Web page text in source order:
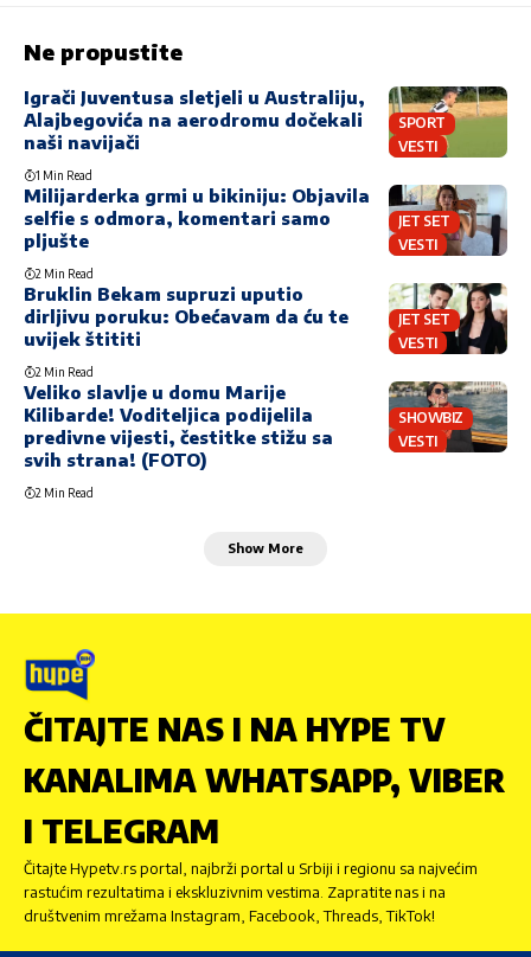
Ne propustite
SPORT
VESTI
Igrači Juventusa sletjeli u Australiju,
Alajbegovića na aerodromu dočekali
naši navijači
1 Min Read
JET SET
VESTI
Milijarderka grmi u bikiniju: Objavila
selfie s odmora, komentari samo
pljušte
2 Min Read
JET SET
VESTI
Bruklin Bekam supruzi uputio
dirljivu poruku: Obećavam da ću te
uvijek štititi
2 Min Read
SHOWBIZ
VESTI
Veliko slavlje u domu Marije
Kilibarde! Voditeljica podijelila
predivne vijesti, čestitke stižu sa
svih strana! (FOTO)
2 Min Read
Show More
ČITAJTE NAS I NA HYPE TV
KANALIMA WHATSAPP, VIBER
I TELEGRAM
Čitajte Hypetv.rs portal, najbrži portal u Srbiji i regionu sa najvećim
rastućim rezultatima i ekskluzivnim vestima. Zapratite nas i na
društvenim mrežama Instagram, Facebook, Threads, TikTok!